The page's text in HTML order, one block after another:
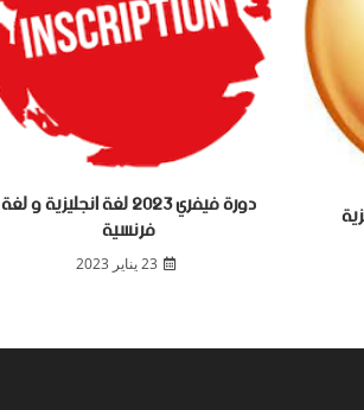
دورة فيفري 2023 لغة انجليزية و لغة
فرنسية
23 يناير 2023